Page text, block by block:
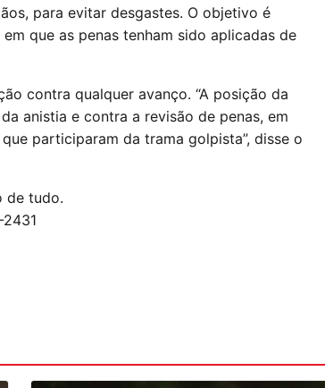
para evitar desgastes. O objetivo é
que as penas tenham sido aplicadas de
contra qualquer avanço. “A posição da
anistia e contra a revisão de penas, em
participaram da trama golpista”, disse o
de tudo.